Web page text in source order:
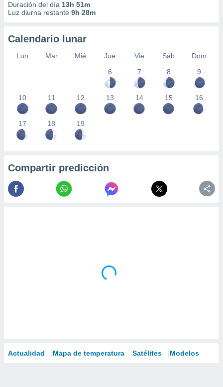
Duración del día 13h 51m
Luz diurna restante 9h 28m
Calendario lunar
Lun Mar Mié Jue Vie Sáb
Dom
6
7 8 9
10 11 12 13 14 15 16
17 18 19
Compartir predicción
Actualidad Mapa de temperatura Satélites Modelos